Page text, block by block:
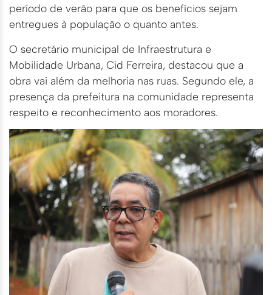
período de verão para que os benefícios sejam
entregues à população o quanto antes.
O secretário municipal de Infraestrutura e
Mobilidade Urbana, Cid Ferreira, destacou que a
obra vai além da melhoria nas ruas. Segundo ele, a
presença da prefeitura na comunidade representa
respeito e reconhecimento aos moradores.